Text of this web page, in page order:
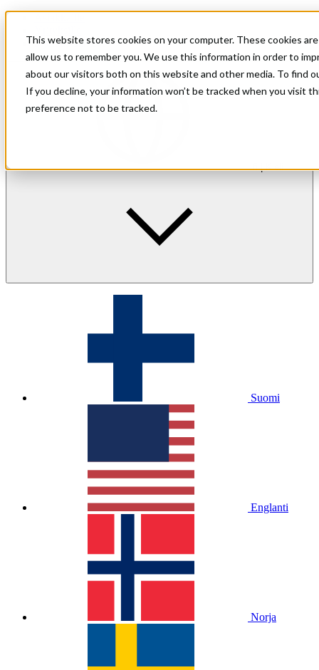
This website stores cookies on your computer. These cookies
allow us to remember you. We use this information in order to
about our visitors both on this website and other media. To find
If you decline, your information won’t be tracked when you visit
preference not to be tracked.
Sijoittajasuhteet
fi | Kieli
Suomi
Englanti
Norja